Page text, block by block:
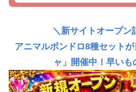
＼新サイトオープン
アニマルボンドロ8種セット
ャ」開催中！早いも